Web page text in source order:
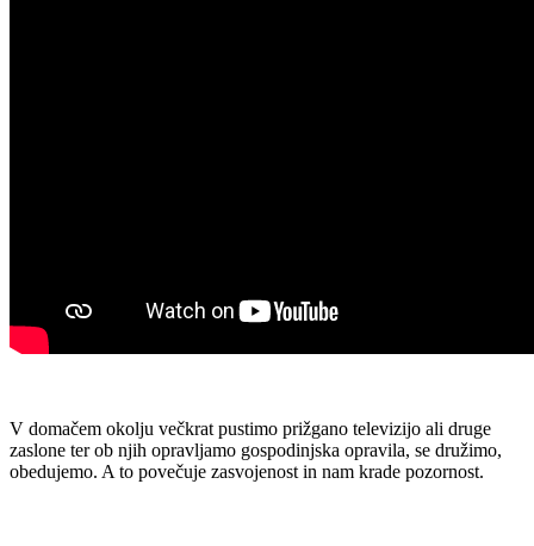
V domačem okolju večkrat pustimo prižgano televizijo ali druge
zaslone ter ob njih opravljamo gospodinjska opravila, se družimo,
obedujemo. A to povečuje zasvojenost in nam krade pozornost.